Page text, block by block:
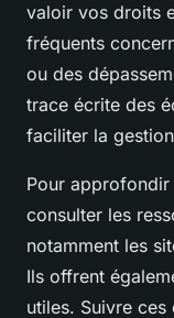
valoir vos droits
fréquents
ou des
trace écrite des
faciliter la
Pour approfondir
consulter les
notamment les
Ils offrent
utiles. Suivre